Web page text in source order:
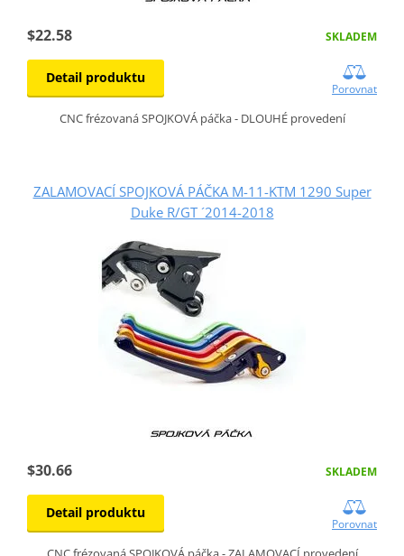
$22.58 SKLADEM
Detail produktu
Porovnat
CNC frézovaná SPOJKOVÁ páčka - DLOUHÉ provedení
ZALAMOVACÍ SPOJKOVÁ PÁČKA M-11-KTM 1290 Super
Duke R/GT ´2014-2018
$30.66 SKLADEM
Detail produktu
Porovnat